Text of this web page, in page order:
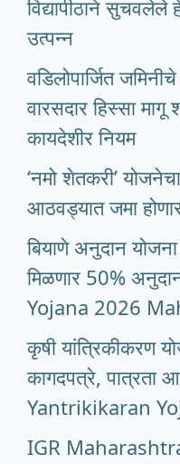
विद्यापीठाने
उत्पन्न
वडिलोपार्जित
वारसदार हिस्सा
कायदेशीर नियम
‘नमो शेतकरी’
आठवड्यात जमा
बियाणे अनुदान
मिळणार 50%
Yojana 2026
कृषी यांत्रिकीकरण
कागदपत्रे, पात्रता
Yantrikikaran
IGR